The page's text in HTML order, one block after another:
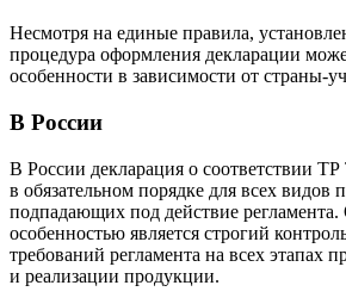
Несмотря на единые правила,
процедура оформления декларации
особенности в зависимости от
В России
В России декларация о соответствии
в обязательном порядке для всех видов
подпадающих под действие
особенностью является строгий
требований регламента на всех этапах
и реализации продукции.